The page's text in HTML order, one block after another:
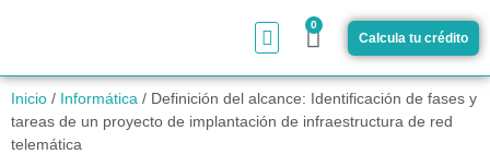
0
Calcula tu crédito
Inicio / Informática / Definición del alcance: Identificación de fases y
tareas de un proyecto de implantación de infraestructura de red
telemática